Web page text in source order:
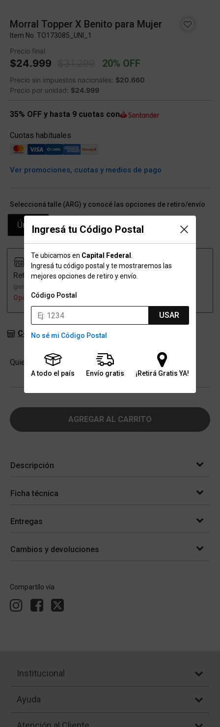
Ingresá tu Código Postal
Te ubicamos en Capital Federal
Ingresá tu código postal y te mostraremos las
mejores opciones de retiro y envío.
Código Postal
USAR
No sé mi Código Postal
A todo el país Envío gratis ¡Retirá Gratis YA!
Morral Topper X Benito para Mujer
Item No. TO173085_UNI_1
Precio final
$24.999 Price reduced from
20% OFF
Precio sin impuestos nacionales: $20.660
Precio por unidad: $24.999
35% OFF y hasta 9 cuotas con
Cuotas habituales
Ver promociones, cuotas y medios de pago
Seleccioná talle (ARG) y conocé las opciones de retiro/envío
Único
Retiro
(por una sucursal)
Opción no disponible
Envío
Consultar stock en sucursales
Quiero -
Cantidad
AGREGAR AL CARRITO
Descripción
Ficha técnica
Entregas
Cambios y devoluciones
Compartílo vía
Institucional
Ayuda